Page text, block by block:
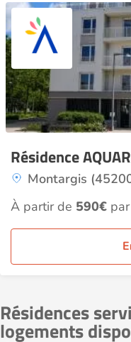
Résidence
Montargis
À partir de 590€
Résidences
logements